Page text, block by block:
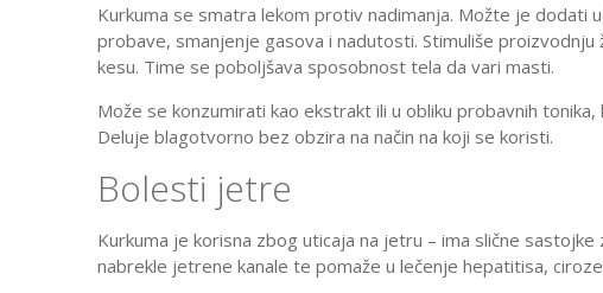
Kurkuma se smatra lekom protiv nadimanja. Možte je dodati
probave, smanjenje gasova i nadutosti. Stimuliše proizvodnju
kesu. Time se poboljšava sposobnost tela da vari masti.
Može se konzumirati kao ekstrakt ili u obliku probavnih
Deluje blagotvorno bez obzira na način na koji se koristi.
Bolesti jetre
Kurkuma je korisna zbog uticaja na jetru – ima slične
nabrekle jetrene kanale te pomaže u lečenje hepatitisa,